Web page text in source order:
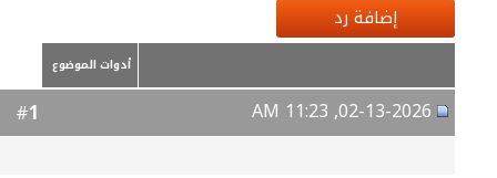
إضافة رد
أدوات الموضوع
1